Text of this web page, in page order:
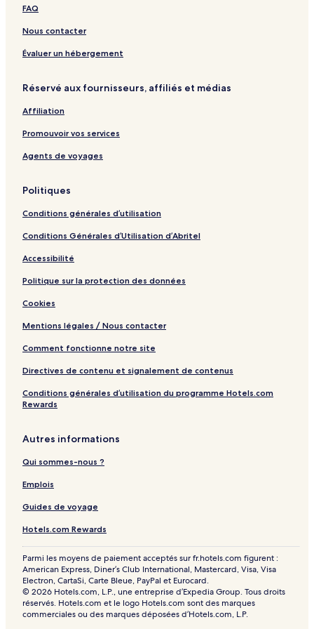
m
e
e
1
5
m
1
9
e
e
o
m
p
e
t
i
l
o
u
r
P
r
a
c
r
-
e
r
B
a
t
g
l
e
s
c
t
i
n
r
s
G
a
r
e
y
o
n
FAQ
Nous contacter
Évaluer un hébergement
Réservé aux fournisseurs, affiliés et médias
Affiliation
Promouvoir vos services
Agents de voyages
Politiques
Conditions générales d’utilisation
Conditions Générales d’Utilisation d’Abritel
Accessibilité
Politique sur la protection des données
Cookies
Mentions légales / Nous contacter
Comment fonctionne notre site
Directives de contenu et signalement de contenus
Conditions générales d’utilisation du programme Hotels.com
Rewards
Autres informations
Qui sommes-nous ?
Emplois
Guides de voyage
Hotels.com Rewards
Parmi les moyens de paiement acceptés sur fr.hotels.com figurent :
American Express, Diner’s Club International, Mastercard, Visa, Visa
Electron, CartaSi, Carte Bleue, PayPal et Eurocard.
© 2026 Hotels.com, L.P., une entreprise d’Expedia Group. Tous droits
réservés. Hotels.com et le logo Hotels.com sont des marques
commerciales ou des marques déposées d’Hotels.com, L.P.